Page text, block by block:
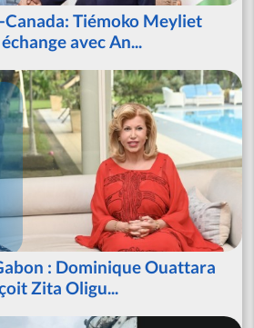
Tiémoko Meyliet
avec An...
: Dominique Ouattara
Zita Oligu...